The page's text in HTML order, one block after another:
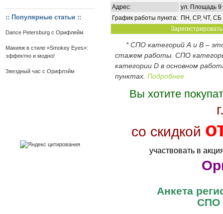
:: Популярные статьи ::
Dance Petersburg с Орифлейм
Макияж в стиле «Smokey Eyes»:
эффектно и модно!
Звездный час с Орифлэйм
Адрес:
ул. Площадь 9
График работы пункта: ПН, СР, ЧТ, СБ
* СПО категорий А и В –
стажем работы. СПО
категории D в основном
пунктах. Подробнее
Вы хотите
со скидкой
участвовать в
Анкета
СПО